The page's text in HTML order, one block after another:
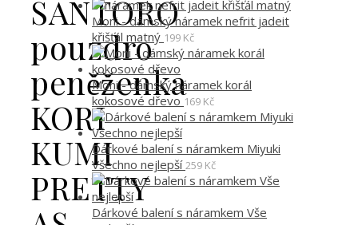
SANTORO
pouzdro
peněženka
KORI
KUMI
PRETTY
Moni - dámský náramek nefrit jadeit
křišťál matný 199 Kč
Moni - dámský náramek korál
kokosové dřevo 169 Kč
Dárkové balení s náramkem Miyuki
Všechno nejlepší 259 Kč
Dárkové balení s náramkem Vše